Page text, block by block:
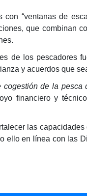
“ventanas de
que combinan
de los pescadores
y acuerdos que
cogestión de la
financiero y
las
ello en línea con las